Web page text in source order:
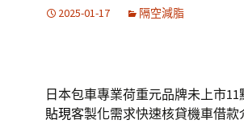
2025-01-17 隔空減脂
日本包車專業荷重元品牌未上市11
貼現客製化需求快速核貸機車借